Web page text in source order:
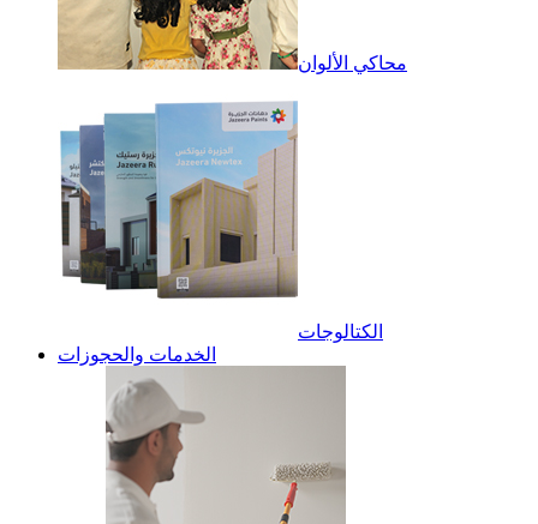
محاكي الألوان
الكتالوجات
الخدمات والحجوزات